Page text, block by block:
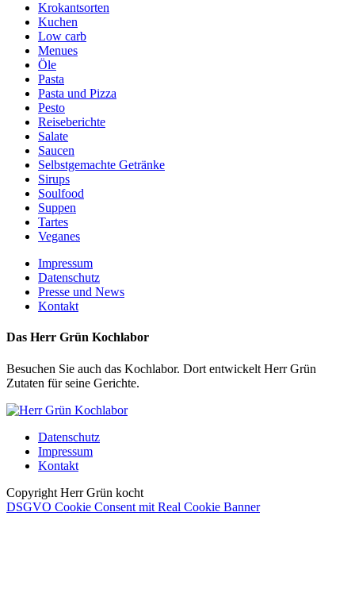
Krokantsorten
Kuchen
Low carb
Menues
Öle
Pasta
Pasta und Pizza
Pesto
Reiseberichte
Salate
Saucen
Selbstgemachte Getränke
Sirups
Soulfood
Suppen
Tartes
Veganes
Impressum
Datenschutz
Presse und News
Kontakt
Das Herr Grün Kochlabor
Besuchen Sie auch das Kochlabor. Dort entwickelt Herr Grün
Zutaten für seine Gerichte.
Datenschutz
Impressum
Kontakt
Copyright Herr Grün kocht
DSGVO Cookie Consent mit Real Cookie Banner